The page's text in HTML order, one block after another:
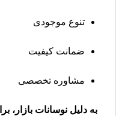
تنوع موجودی
ضمانت کیفیت
مشاوره تخصصی
به دلیل نوسانات بازار،